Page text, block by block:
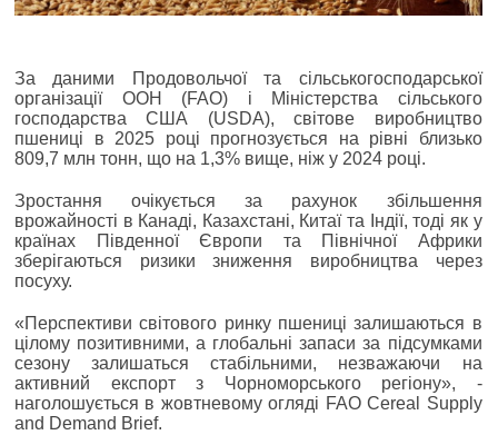
За даними Продовольчої та сільськогосподарської
організації ООН (FAO) і Міністерства сільського
господарства США (USDA), світове виробництво
пшениці в 2025 році прогнозується на рівні близько
809,7 млн тонн, що на 1,3% вище, ніж у 2024 році.
Зростання очікується за рахунок збільшення
врожайності в Канаді, Казахстані, Китаї та Індії, тоді як у
країнах Південної Європи та Північної Африки
зберігаються ризики зниження виробництва через
посуху.
«Перспективи світового ринку пшениці залишаються в
цілому позитивними, а глобальні запаси за підсумками
сезону залишаться стабільними, незважаючи на
активний експорт з Чорноморського регіону», -
наголошується в жовтневому огляді FAO Cereal Supply
and Demand Brief.